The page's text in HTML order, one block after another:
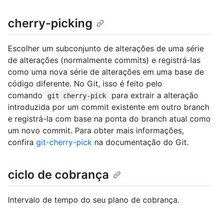
cherry-picking
Escolher um subconjunto de alterações de uma série
de alterações (normalmente commits) e registrá-las
como uma nova série de alterações em uma base de
código diferente. No Git, isso é feito pelo
comando
git cherry-pick
para extrair a alteração
introduzida por um commit existente em outro branch
e registrá-la com base na ponta do branch atual como
um novo commit. Para obter mais informações,
confira git-cherry-pick na documentação do Git.
ciclo de cobrança
Intervalo de tempo do seu plano de cobrança.